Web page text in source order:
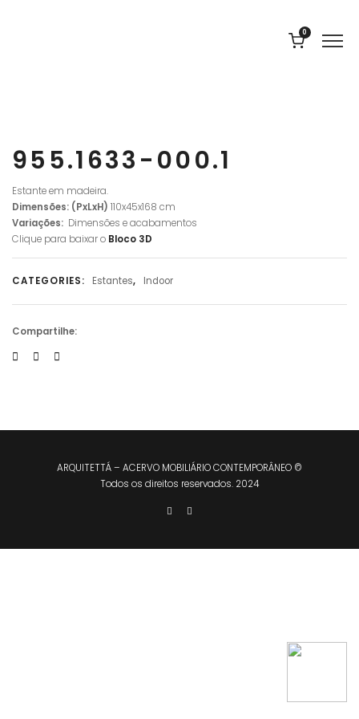
0
955.1633-000.1
Estante em madeira.
Dimensões: (PxLxH) 110x45x168 cm
Variações: Dimensões e acabamentos
Clique para baixar o Bloco 3D
CATEGORIES: Estantes, Indoor
Compartilhe:
ARQUITETTÁ – ACERVO MOBILIÁRIO CONTEMPORÂNEO ©
Todos os direitos reservados. 2024